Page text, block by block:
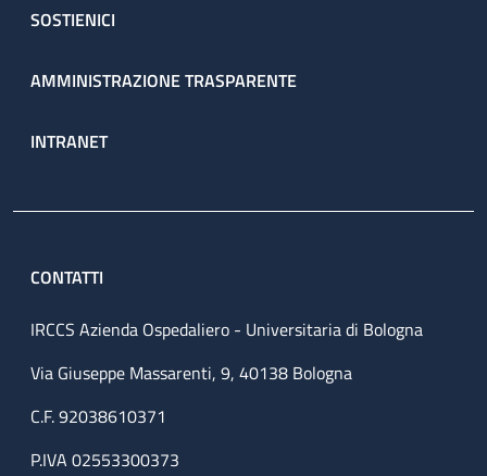
SOSTIENICI
AMMINISTRAZIONE TRASPARENTE
INTRANET
CONTATTI
IRCCS Azienda Ospedaliero - Universitaria di Bologna
Via Giuseppe Massarenti, 9, 40138 Bologna
C.F. 92038610371
P.IVA 02553300373